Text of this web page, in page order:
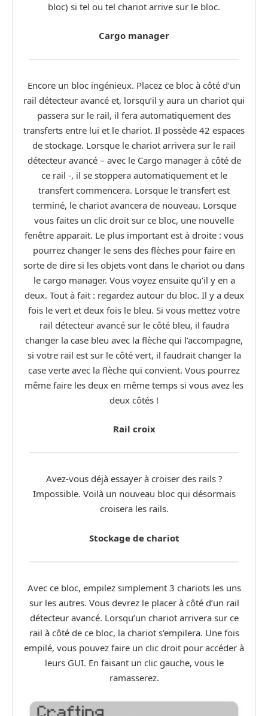
bloc) si tel ou tel chariot arrive sur le bloc.
Cargo manager
Encore un bloc ingénieux. Placez ce bloc à côté d’un
rail détecteur avancé et, lorsqu’il y aura un chariot qui
passera sur le rail, il fera automatiquement des
transferts entre lui et le chariot. Il possède 42 espaces
de stockage. Lorsque le chariot arrivera sur le rail
détecteur avancé – avec le Cargo manager à côté de
ce rail -, il se stoppera automatiquement et le
transfert commencera. Lorsque le transfert est
terminé, le chariot avancera de nouveau. Lorsque
vous faites un clic droit sur ce bloc, une nouvelle
fenêtre apparait. Le plus important est à droite : vous
pourrez changer le sens des flèches pour faire en
sorte de dire si les objets vont dans le chariot ou dans
le cargo manager. Vous voyez ensuite qu’il y en a
deux. Tout à fait : regardez autour du bloc. Il y a deux
fois le vert et deux fois le bleu. Si vous mettez votre
rail détecteur avancé sur le côté bleu, il faudra
changer la case bleu avec la flèche qui l’accompagne,
si votre rail est sur le côté vert, il faudrait changer la
case verte avec la flèche qui convient. Vous pourrez
même faire les deux en même temps si vous avez les
deux côtés !
Rail croix
Avez-vous déjà essayer à croiser des rails ?
Impossible. Voilà un nouveau bloc qui désormais
croisera les rails.
Stockage de chariot
Avec ce bloc, empilez simplement 3 chariots les uns
sur les autres. Vous devrez le placer à côté d’un rail
détecteur avancé. Lorsqu’un chariot arrivera sur ce
rail à côté de ce bloc, la chariot s’empilera. Une fois
empilé, vous pouvez faire un clic droit pour accéder à
leurs GUI. En faisant un clic gauche, vous le
ramasserez.